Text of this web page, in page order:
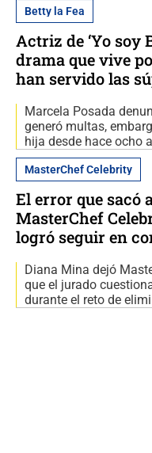
Betty la Fea
Actriz de ‘Yo soy
drama que vive
han servido las
Marcela Posada
generó multas,
hija desde hace ocho
MasterChef Celebrity
El error que sacó
MasterChef
logró seguir en
Diana Mina dejó
que el jurado
durante el reto de